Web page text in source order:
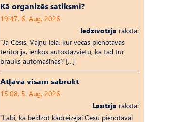
Kā organizēs satiksmi?
19:47, 6. Aug, 2026
Iedzīvotāja raksta:
“Ja Cēsīs, Vaļņu ielā, kur vecās pienotavas
teritorija, ierīkos autostāvvietu, kā tad tur
brauks automašīnas? […]
Atļāva visam sabrukt
15:08, 5. Aug, 2026
Lasītāja raksta:
“Labi, ka beidzot kādreizējai Cēsu pienotavai